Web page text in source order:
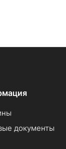
документы